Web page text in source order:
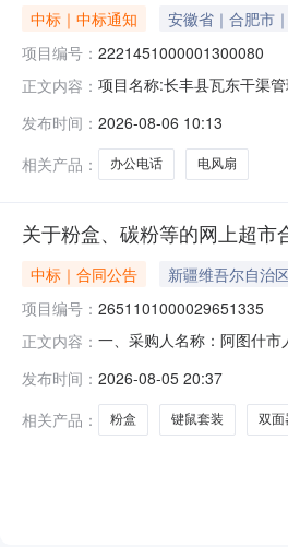
中标｜中标通知 安徽省｜合肥市
项目编号： 2221451000001300080
正文内容： 项目名称:长丰县瓦东干渠
分局采购单位地址:/三、成
发布时间： 2026-08-06 10:13
相关产品：
办公电话 电风扇
关于粉盒、碳粉等的网上超市
中标｜合同公告
新疆维吾尔自治
项目编号： 2651101000029651335
正文内容： 一、采购人名称：阿图什
6.00804802TOMTOCH71
发布时间： 2026-08-05 20:37
相关产品：
粉盒 键鼠套装 双面